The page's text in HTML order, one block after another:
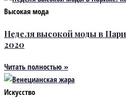
Высокая мода
Неделя высокой моды в
2020
Читать полностью »
Искусство